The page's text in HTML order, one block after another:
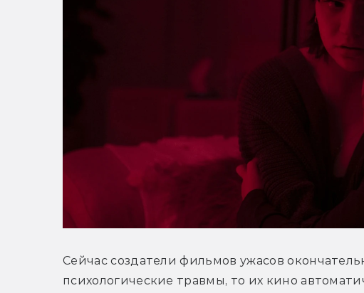
Сейчас создатели фильмов ужасов
психологические травмы, то их кино